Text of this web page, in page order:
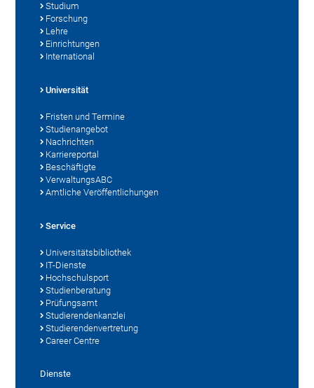
Studium
Forschung
Lehre
Einrichtungen
International
Universität
Fristen und Termine
Studienangebot
Nachrichten
Karriereportal
Beschäftigte
VerwaltungsABC
Amtliche Veröffentlichungen
Service
Universitätsbibliothek
IT-Dienste
Hochschulsport
Studienberatung
Prüfungsamt
Studierendenkanzlei
Studierendenvertretung
Career Centre
Dienste